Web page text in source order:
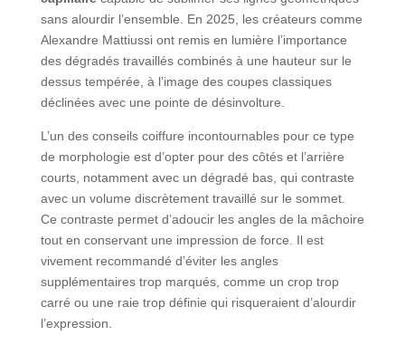
sans alourdir l’ensemble. En 2025, les créateurs comme
Alexandre Mattiussi ont remis en lumière l’importance
des dégradés travaillés combinés à une hauteur sur le
dessus tempérée, à l’image des coupes classiques
déclinées avec une pointe de désinvolture.
L’un des conseils coiffure incontournables pour ce type
de morphologie est d’opter pour des côtés et l’arrière
courts, notamment avec un dégradé bas, qui contraste
avec un volume discrètement travaillé sur le sommet.
Ce contraste permet d’adoucir les angles de la mâchoire
tout en conservant une impression de force. Il est
vivement recommandé d’éviter les angles
supplémentaires trop marqués, comme un crop trop
carré ou une raie trop définie qui risqueraient d’alourdir
l’expression.